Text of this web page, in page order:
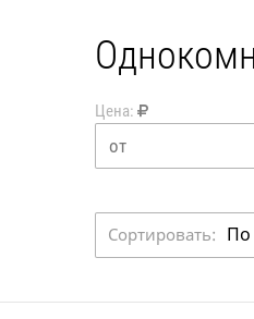
Цена:
Сортировать: